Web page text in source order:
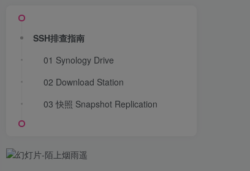
SSH排查指南
01 Synology Drive
02 Download Station
03 快照 Snapshot Replication